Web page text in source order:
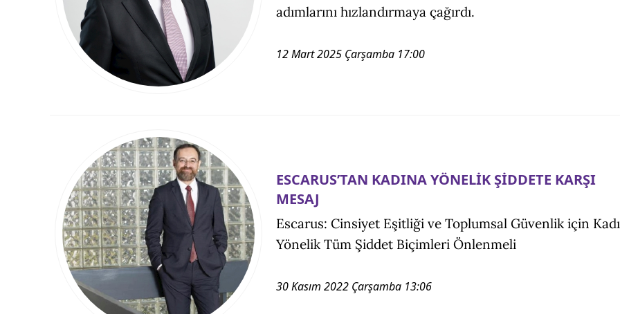
adımlarını hızlandırmaya çağırdı.
12 Mart 2025 Çarşamba 17:00
ESCARUS’TAN KADINA YÖNELİK ŞİDDETE KARŞI
MESAJ
Escarus: Cinsiyet Eşitliği ve Toplumsal Güvenlik için
Yönelik Tüm Şiddet Biçimleri Önlenmeli
30 Kasım 2022 Çarşamba 13:06